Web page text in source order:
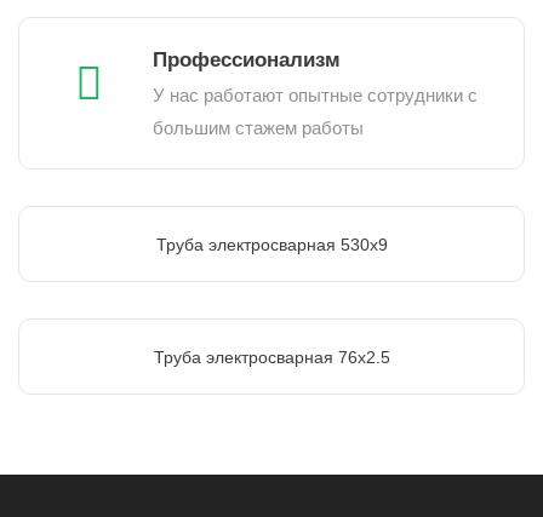
Профессионализм
У нас работают опытные сотрудники с
большим стажем работы
Труба электросварная 530х9
Труба электросварная 76х2.5